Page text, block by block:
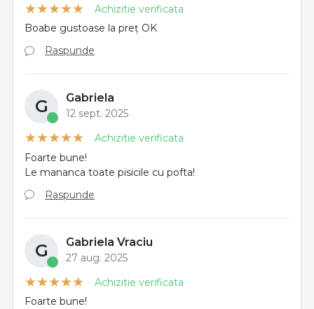
Achizitie verificata
Boabe gustoase la preț OK
Raspunde
G Gabriela
12 sept. 2025
Achizitie verificata
Foarte bune!
Le mananca toate pisicile cu pofta!
Raspunde
G Gabriela Vraciu
27 aug. 2025
Achizitie verificata
Foarte bune!